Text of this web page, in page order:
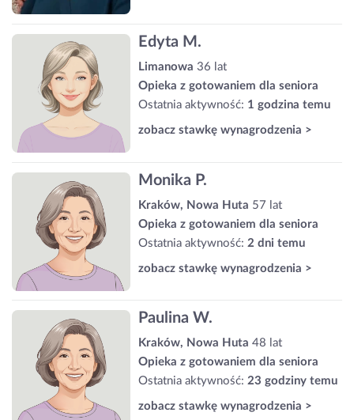
Edyta M.
Limanowa 36 lat
Opieka z gotowaniem dla seniora
Ostatnia aktywność: 1 godzina temu
zobacz stawkę wynagrodzenia >
Monika P.
Kraków, Nowa Huta 57 lat
Opieka z gotowaniem dla seniora
Ostatnia aktywność: 2 dni temu
zobacz stawkę wynagrodzenia >
Paulina W.
Kraków, Nowa Huta 48 lat
Opieka z gotowaniem dla seniora
Ostatnia aktywność: 23 godziny temu
zobacz stawkę wynagrodzenia >